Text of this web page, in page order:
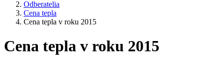
Odberatelia
Cena tepla
Cena tepla v roku 2015
Cena tepla v roku 2015